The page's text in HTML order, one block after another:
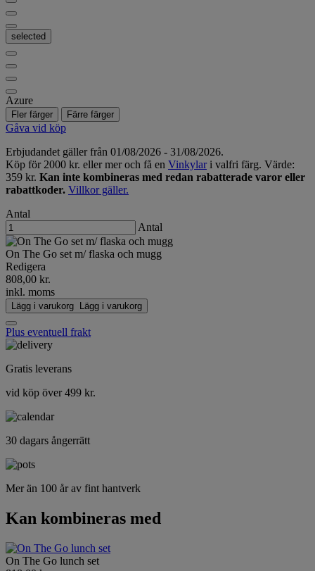
selected
Azure
Fler färger Färre färger
Gåva vid köp
Erbjudandet gäller från 01/08/2026 - 31/08/2026.
Köp för 2000 kr. eller mer och få en Vinkylari valfri färg. Värde:
359 kr. Kan inte kombineras med redan rabatterade varor eller
rabattkoder. Villkor gäller.
Antal
Antal
On The Go set m/ flaska och mugg
Redigera
808,00 kr.
inkl. moms
Lägg i varukorg Lägg i varukorg
Plus eventuell frakt
Gratis leverans
vid köp över 499 kr.
30 dagars ångerrätt
Mer än 100 år av fint hantverk
Kan kombineras med
On The Go lunch set